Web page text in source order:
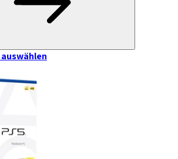
auswählen